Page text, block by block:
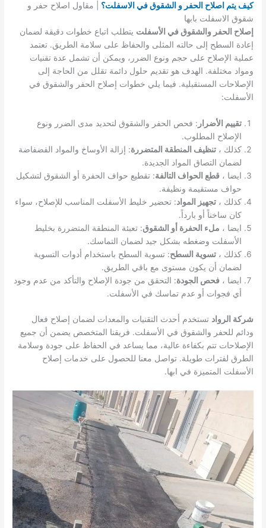
كيف يتم اصلاح الحفر و الشقوق في الاسفلت؟ | مقاول اصلاح حفر و
شقوق الاسفلت بابها
إصلاح الحفر والشقوق في الأسفلت يتطلب اتباع خطوات دقيقة لضمان
إعادة السطح إلى حالته المثلى والحفاظ على سلامة الطريق. تعتمد
عملية الإصلاح على حجم ونوع الضرر، ويمكن أن تشمل عدة تقنيات
ومواد مختلفة. الهدف هو تقديم حلول دائمة تقلل من الحاجة إلى
الإصلاحات المستقبلية. فيما يلي خطوات إصلاح الحفر والشقوق في
الأسفلت:
تقييم الأضرار : فحص الحفر والشقوق لتحديد مدى الضرر ونوع
الإصلاح المطلوب.
كذلك ،تنظيف المنطقة المتضررة: إزالة الأوساخ والمواد الفضفاضة
لضمان التصاق المواد الجديدة.
ايضا ،قطع الحواف التالفة: تقطيع حواف الحفرة أو الشقوق لتشكيل
حواف مستقيمة ونظيفة.
كذلك ،تجهيز المواد: تحضير خليط الأسفلت المناسب للإصلاح، سواء
كان ساخناً أو بارداً.
ايضا ، ملء الحفرة أو الشقوق: تعبئة المنطقة المتضررة بخليط
الأسفلت وضغطه بشكل جيد لضمان التماسك.
كذلك ،تسوية السطح: تسوية السطح باستخدام أدوات التسوية
لضمان أن يكون مستوى مع باقي الطريق.
ايضا ،فحص الجودة: التحقق من جودة الإصلاح والتأكد من عدم وجود
أي فجوات أو عدم تماسك في الأسفلت.
شركة الرواد تستخدم أحدث التقنيات والمعدات لضمان إصلاح فعال
ودائم للحفر والشقوق في الأسفلت. فريقنا المتخصص يضمن أن جميع
الإصلاحات تتم بكفاءة عالية، مما يساعد في الحفاظ على جودة وسلامة
الطرق لفترات طويلة. تواصل معنا للحصول على خدمات إصلاح
الأسفلت المتميزة في ابها.